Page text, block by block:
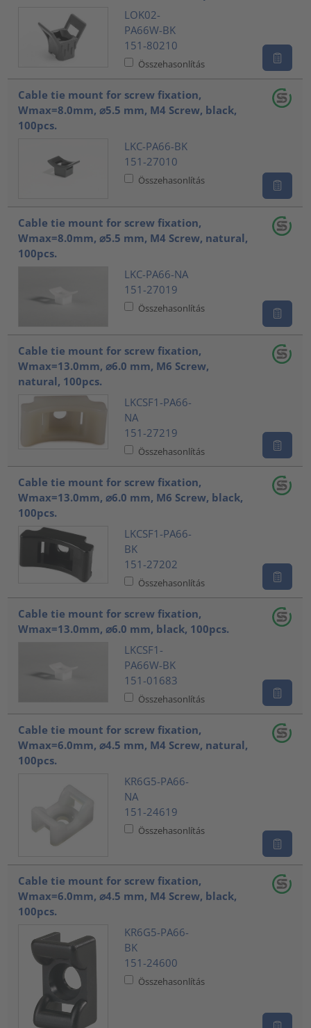
LOK02-
PA66W-BK
151-80210
Összehasonlítás
Cable tie mount for screw fixation,
Wmax=8.0mm, ⌀5.5 mm, M4 Screw, black,
100pcs.
LKC-PA66-BK
151-27010
Összehasonlítás
Cable tie mount for screw fixation,
Wmax=8.0mm, ⌀5.5 mm, M4 Screw, natural,
100pcs.
LKC-PA66-NA
151-27019
Összehasonlítás
Cable tie mount for screw fixation,
Wmax=13.0mm, ⌀6.0 mm, M6 Screw,
natural, 100pcs.
LKCSF1-PA66-
NA
151-27219
Összehasonlítás
Cable tie mount for screw fixation,
Wmax=13.0mm, ⌀6.0 mm, M6 Screw, black,
100pcs.
LKCSF1-PA66-
BK
151-27202
Összehasonlítás
Cable tie mount for screw fixation,
Wmax=13.0mm, ⌀6.0 mm, black, 100pcs.
LKCSF1-
PA66W-BK
151-01683
Összehasonlítás
Cable tie mount for screw fixation,
Wmax=6.0mm, ⌀4.5 mm, M4 Screw, natural,
100pcs.
KR6G5-PA66-
NA
151-24619
Összehasonlítás
Cable tie mount for screw fixation,
Wmax=6.0mm, ⌀4.5 mm, M4 Screw, black,
100pcs.
KR6G5-PA66-
BK
151-24600
Összehasonlítás